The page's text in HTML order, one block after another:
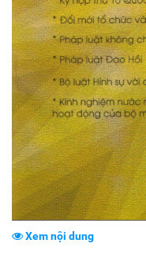
Xem nội dung